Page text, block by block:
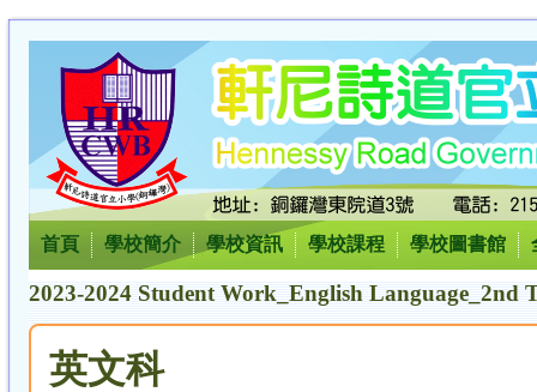
首頁 學校簡介 學校資訊 學校課程 學校圖書館
2023-2024 Student Work_English Language_2nd
英文科